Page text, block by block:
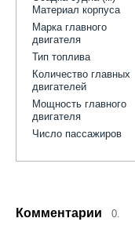
Материал корпуса
Марка главного
двигателя
Тип топлива
Количество главных
двигателей
Мощность главного
двигателя
Число пассажиров
Комментарии 0.